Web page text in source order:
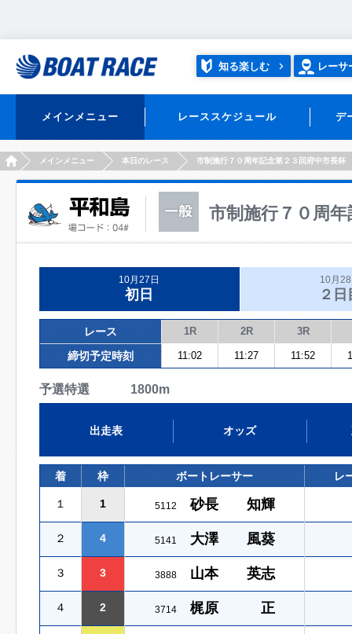
知る楽しむ レーサ
メインメニュー レーススケジュール デ
HOMEメインメニュー 本日のレース 市制施行７０周年記念第２３回府中市長杯
市制施行７０周
10月27日
初日
10月
２日
レース 1R 2R 3R
締切予定時刻 11:02 11:27 11:52
予選特選 1800m
出走表 オッズ
着 枠 ボートレーサー レ
１ 1 5112 砂長 知輝
２ 4 5141 大澤 風葵
３ 3 3888 山本 英志
４ 2 3714 梶原 正